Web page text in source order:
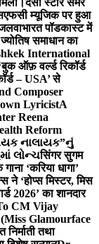
देसी स्टार समर
म्यूजिक पर हुआ
भारत पॉडकास्ट में
समाधान का
International
ऑफ़ वर्ल्ड रिकॉर्ड
– USA’ से
Composer
LyricistA
Reena
Reform
નાલાયક”નું
લોન્ચसिंगर सुगम
‘करिया धागा’
ने ‘होप्स मिस्टर, मिस
2026’ का शानदार
CM Vijay
Glamourface
निर्माती तथा